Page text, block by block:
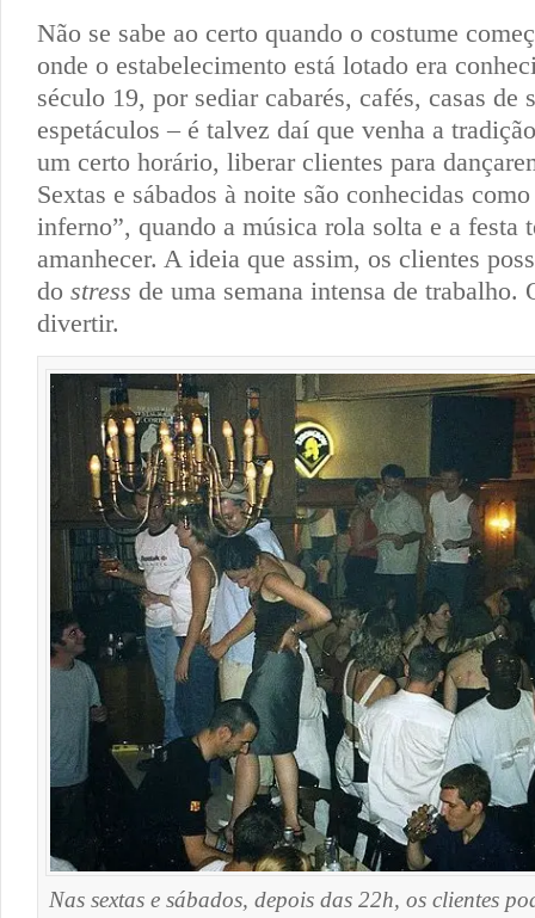
Não se sabe ao certo quando o costume
onde o estabelecimento está lotado era
século 19, por sediar cabarés, cafés, casas de
espetáculos – é talvez daí que venha a
um certo horário, liberar clientes para
Sextas e sábados à noite são conhecidas
inferno”, quando a música rola solta e a festa
amanhecer. A ideia que assim, os clientes
do stress de uma semana intensa de trabalho.
divertir.
Nas sextas e sábados, depois das 22h, os clientes